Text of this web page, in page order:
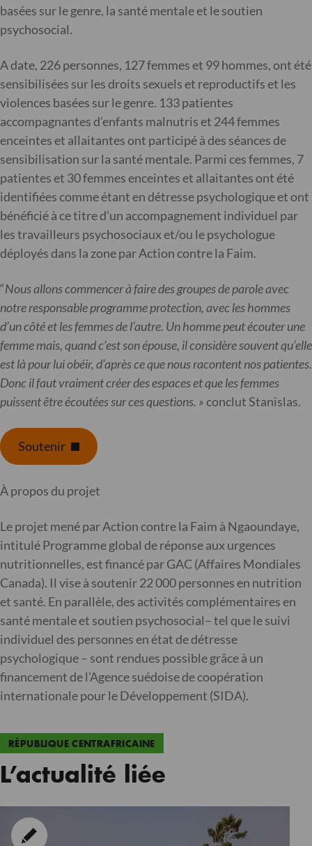
basées sur le genre, la santé mentale et le soutien
psychosocial.
A date, 226 personnes, 127 femmes et 99 hommes, ont été
sensibilisées sur les droits sexuels et reproductifs et les
violences basées sur le genre. 133 patientes
accompagnantes d’enfants malnutris et 244 femmes
enceintes et allaitantes ont participé à des séances de
sensibilisation sur la santé mentale. Parmi ces femmes, 7
patientes et 30 femmes enceintes et allaitantes ont été
identifiées comme étant en détresse psychologique et ont
bénéficié à ce titre d’un accompagnement individuel par
les travailleurs psychosociaux et/ou le psychologue
déployés dans la zone par Action contre la Faim.
“Nous allons commencer à faire des groupes de parole avec
notre responsable programme protection, avec les hommes
d’un côté et les femmes de l’autre. Un homme peut écouter une
femme mais, quand c’est son épouse, il considère souvent qu’elle
est là pour lui obéir, d’après ce que nous racontent nos patientes.
Donc il faut vraiment créer des espaces et que les femmes
puissent être écoutées sur ces questions. »conclut Stanislas.
Soutenir
À propos du projet
Le projet mené par Action contre la Faim à Ngaoundaye,
intitulé Programme global de réponse aux urgences
nutritionnelles, est financé par GAC (Affaires Mondiales
Canada). Il vise à soutenir 22 000 personnes en nutrition
et santé. En parallèle, des activités complémentaires en
santé mentale et soutien psychosocial– tel que le suivi
individuel des personnes en état de détresse
psychologique – sont rendues possible grâce à un
financement de l’Agence suédoise de coopération
internationale pour le Développement (SIDA).
RÉPUBLIQUE CENTRAFRICAINE
L’actualité liée